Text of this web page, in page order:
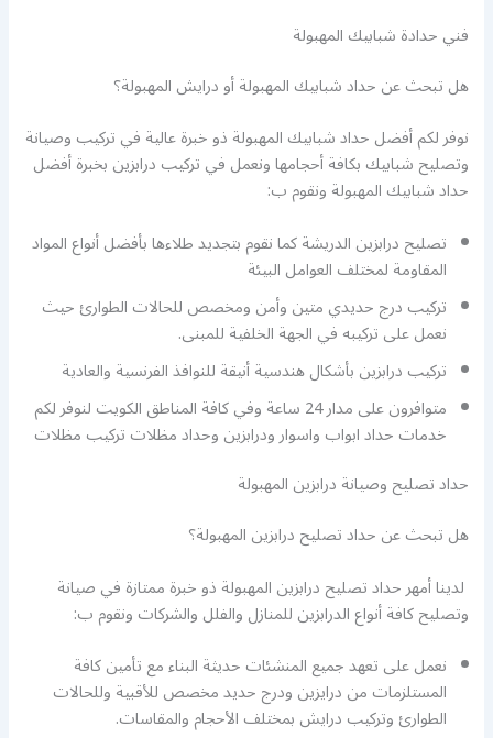
فني حدادة شبابيك المهبولة
هل تبحث عن حداد شبابيك المهبولة أو درايش المهبولة؟
نوفر لكم أفضل حداد شبابيك المهبولة ذو خبرة عالية في تركيب وصيانة
وتصليح شبابيك بكافة أحجامها ونعمل في تركيب درابزين بخبرة أفضل
حداد شبابيك المهبولة ونقوم ب:
تصليح درابزين الدريشة كما نقوم بتجديد طلاءها بأفضل أنواع المواد
المقاومة لمختلف العوامل البيئة
تركيب درج حديدي متين وأمن ومخصص للحالات الطوارئ حيث
نعمل على تركيبه في الجهة الخلفية للمبنى.
تركيب درابزين بأشكال هندسية أنيقة للنوافذ الفرنسية والعادية
متوافرون على مدار 24 ساعة وفي كافة المناطق الكويت لنوفر لكم
خدمات حداد ابواب واسوار ودرابزين وحداد مظلات تركيب مظلات
حداد تصليح وصيانة درابزين المهبولة
هل تبحث عن حداد تصليح درابزين المهبولة؟
لدينا أمهر حداد تصليح درابزين المهبولة ذو خبرة ممتازة في صيانة
وتصليح كافة أنواع الدرابزين للمنازل والفلل والشركات ونقوم ب:
نعمل على تعهد جميع المنشئات حديثة البناء مع تأمين كافة
المستلزمات من درايزين ودرج حديد مخصص للأقبية وللحالات
الطوارئ وتركيب درايش بمختلف الأحجام والمقاسات.